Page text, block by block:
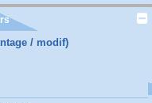
/ modif)